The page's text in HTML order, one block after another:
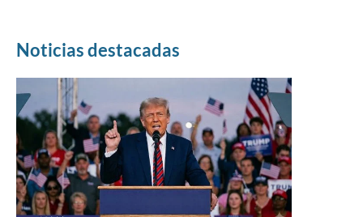
Noticias destacadas